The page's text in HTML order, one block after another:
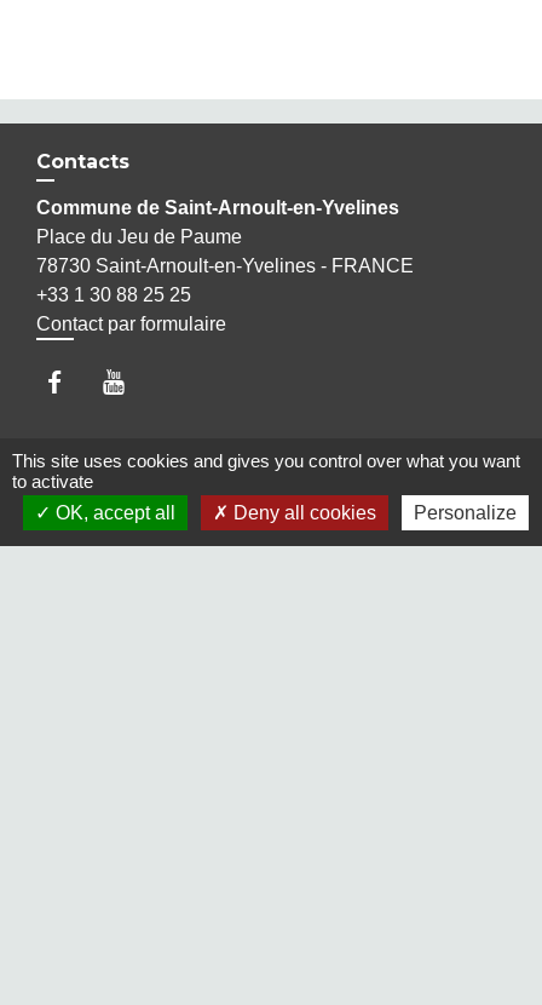
Contacts
Commune de Saint-Arnoult-en-Yvelines
Place du Jeu de Paume
78730 Saint-Arnoult-en-Yvelines - FRANCE
+33 1 30 88 25 25
Contact par formulaire
Liens
Maison Elsa Triolet Aragon
This site uses cookies and gives you control over what you want
to activate
OK, accept all
Deny all cookies Personalize